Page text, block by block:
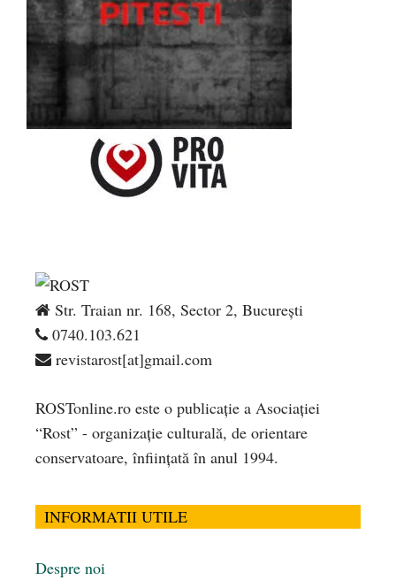
Str. Traian nr. 168, Sector 2, București
0740.103.621
revistarost[at]gmail.com
ROSTonline.ro este o publicaţie a Asociaţiei
“Rost” - organizaţie culturală, de orientare
conservatoare, înfiinţată în anul 1994.
INFORMATII UTILE
Despre noi